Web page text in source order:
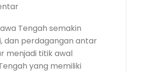
Tengah semakin
dan perdagangan antar
menjadi titik awal
yang memiliki